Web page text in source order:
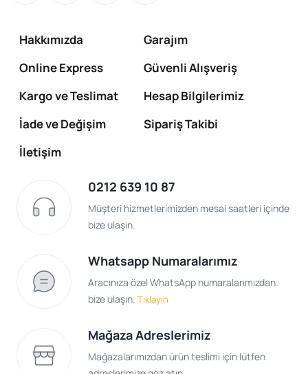
Hakkımızda
Garajım
Online Express
Güvenli Alışveriş
Kargo ve Teslimat
Hesap Bilgilerimiz
İade ve Değişim
Sipariş Takibi
İletişim
0212 639 10 87
Müşteri hizmetlerimizden mesai saatleri içinde
bize ulaşın.
Whatsapp Numaralarımız
Aracınıza özel WhatsApp numaralarımızdan
bize ulaşın. Tıklayın
Mağaza Adreslerimiz
Mağazalarımızdan ürün teslimi için lütfen